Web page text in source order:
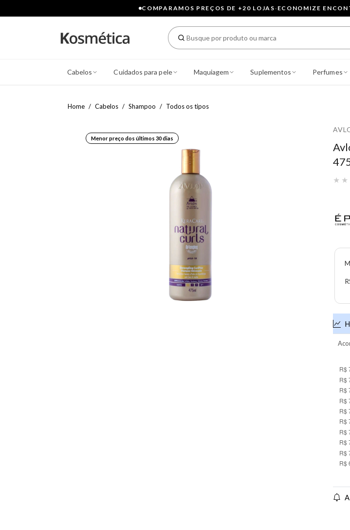
COMPARAMOS PREÇOS DE +20 LOJAS· ECONOMIZE
Cabelos Cuidados para pele Maquiagem Suplementos Perfumes
Home Cabelos Shampoo Todos os tipos
Menor preço dos últimos 30 dias
★ ★